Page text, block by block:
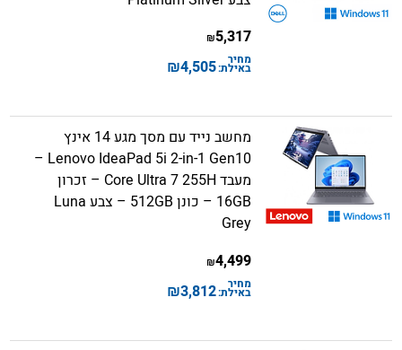
5,317
₪
מחיר
באילת:4,505
₪
מחשב נייד עם מסך מגע 14 אינץ
Lenovo IdeaPad 5i 2-in-1 Gen10 –
מעבד Core Ultra 7 255H – זכרון
16GB – כונן 512GB – צבע Luna
Grey
4,499
₪
מחיר
באילת:3,812
₪